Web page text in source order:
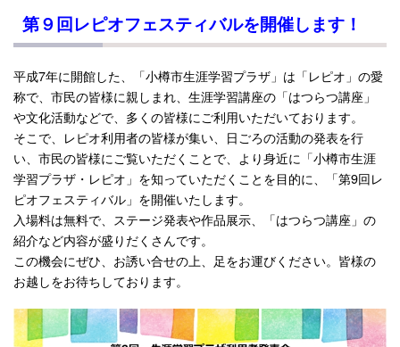
第９回レピオフェスティバルを開催します！
平成7年に開館した、「小樽市生涯学習プラザ」は「レピオ」の愛
称で、市民の皆様に親しまれ、生涯学習講座の「はつらつ講座」
や文化活動などで、多くの皆様にご利用いただいております。
そこで、レピオ利用者の皆様が集い、日ごろの活動の発表を行
い、市民の皆様にご覧いただくことで、より身近に「小樽市生涯
学習プラザ・レピオ」を知っていただくことを目的に、「第9回レ
ピオフェスティバル」を開催いたします。
入場料は無料で、ステージ発表や作品展示、「はつらつ講座」の
紹介など内容が盛りだくさんです。
この機会にぜひ、お誘い合せの上、足をお運びください。皆様の
お越しをお待ちしております。